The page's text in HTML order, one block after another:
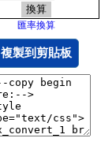
匯率換算
複製到剪貼板